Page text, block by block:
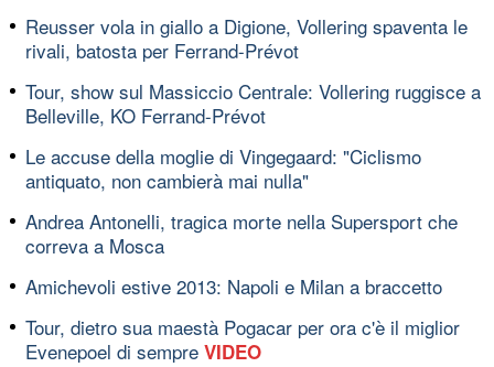
Reusser vola in giallo a Digione, Vollering spaventa le
rivali, batosta per Ferrand-Prévot
Tour, show sul Massiccio Centrale: Vollering ruggisce a
Belleville, KO Ferrand-Prévot
Le accuse della moglie di Vingegaard: "Ciclismo
antiquato, non cambierà mai nulla"
Andrea Antonelli, tragica morte nella Supersport che
correva a Mosca
Amichevoli estive 2013: Napoli e Milan a braccetto
Tour, dietro sua maestà Pogacar per ora c'è il miglior
Evenepoel di sempre VIDEO